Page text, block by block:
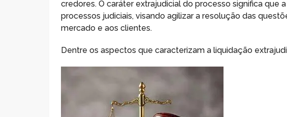
credores. O caráter extrajudicial do processo significa que
processos judiciais, visando agilizar a resolução das
mercado e aos clientes.
Dentre os aspectos que caracterizam a liquidação